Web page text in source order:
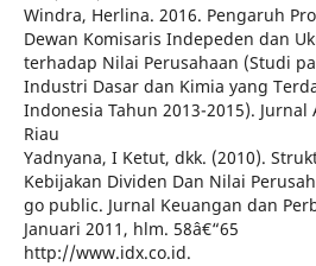
Windra, Herlina. 2016. Pengaruh
Dewan Komisaris Indepeden dan
terhadap Nilai Perusahaan (Studi
Industri Dasar dan Kimia yang
Indonesia Tahun 2013-2015).
Riau
Yadnyana, I Ketut, dkk. (2010).
Kebijakan Dividen Dan Nilai
go public. Jurnal Keuangan dan
Januari 2011, hlm. 58â€“65
http://www.idx.co.id.